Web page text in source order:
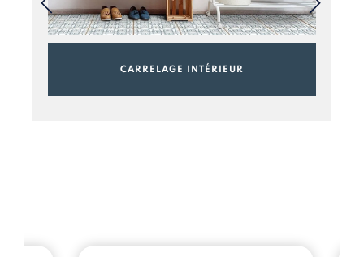
CARRELAGE INTÉRIEUR